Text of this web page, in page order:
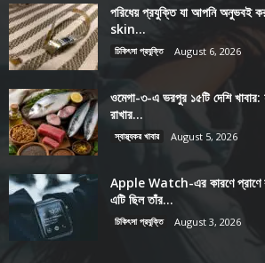
পরিধেয় প্রযুক্তি যা আপনি অনুভবই
skin...
চিকিৎসা প্রযুক্তি August 6, 2026
ওমেগা-৩-এ ভরপুর ১৫টি দেশি
রাখার...
স্বাস্থ্যকর খাবার August 5, 2026
Apple Watch-এর কারণে প্রাণে
এটি ছিল তাঁর...
চিকিৎসা প্রযুক্তি August 3, 2026